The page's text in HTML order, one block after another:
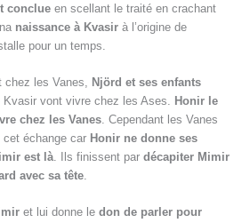
conclue en scellant le traité en crachant
naissance à Kvasir à l’origine de
pour un temps.
chez les Vanes, Njörd et ses enfants
Kvasir vont vivre chez les Ases. Honir le
chez les Vanes. Cependant les Vanes
échange car Honir ne donne ses
est là. Ils finissent par décapiter Mimir
avec sa tête.
et lui donne le don de parler pour